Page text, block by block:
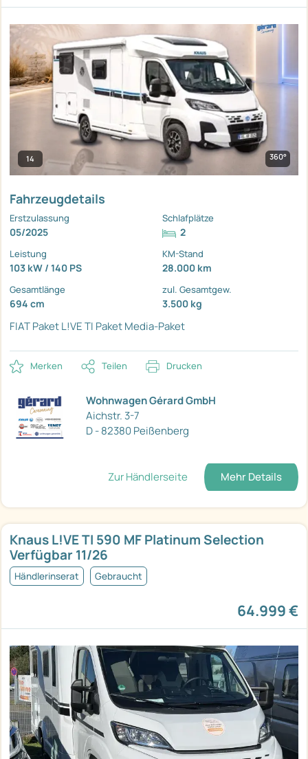
14 360°
Fahrzeugdetails
Erstzulassung
05/2025
Schlafplätze
2
Leistung
103 kW / 140 PS
KM-Stand
28.000 km
Gesamtlänge
694 cm
zul. Gesamtgew.
3.500 kg
FIAT PaketL!VE TI PaketMedia-Paket
Merken Teilen Drucken
Wohnwagen Gérard GmbH
Aichstr. 3-7
D - 82380 Peißenberg
Zur Händlerseite Mehr Details
Knaus L!VE TI 590 MF Platinum Selection
Verfügbar 11/26
Händlerinserat Gebraucht
64.999 €